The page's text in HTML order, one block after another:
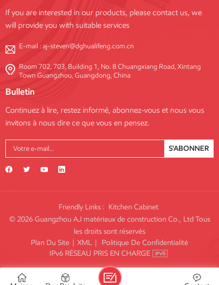
If you are interested in our products, please contact us, we
will provide you with suitable services
E-mail :aj-steven@dghualifeng.com.cn
Room 702, 703, Building 1, No. 8 Chuangxiang Road, Xintang
Town Guangzhou, Guangdong, China
Bulletin
Continuez à lire, restez informé, abonnez-vous et nous vous
invitons à nous dire ce que vous en pensez.
S'ABONNER
Friendly Links : Kitchen Cabinet
© 2026 Guangzhou AJ matériaux de construction Co., Ltd Tous
les droits sont réservés
Plan Du Site | XML |
Politique De Confidentialité
IPv6 RÉSEAU PRIS EN CHARGE